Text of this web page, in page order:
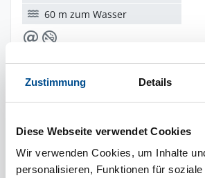
Zustimmung Details
Diese Webseite verwendet Cookies
Wir verwenden Cookies, um Inhalte
personalisieren, Funktionen für
60 m zum Wasser
Ferienhaus 43954 in Ljusdal